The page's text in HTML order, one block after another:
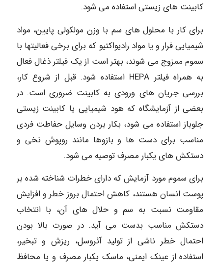
کابینت های زیستی استفاده می شود.
برای کار با محلول های سم با وزن مولکولی پایین، مواد
شیمیایی فرار و یا مواد رادیواکتیو که برای برخی فعالیتها با
سموم ممزوج می شوند، بهتر است از یک فیلتر ذغال فعال
به همراه فیلتر HEPA استفاده شود. قبل از شروع کار،
بررسی جریان های ورودی به کابینت ضروری است. در
بعضی از آزمایشگاه که هود شیمیایی یا کابینت زیستی
جلوباز استفاده می شود، بکار بردن وسایل حفاطت فردی
مناسب برای دست ها و بازوها مانند روپوش نخی و
دستکش های یکبار مصرف توصیه می شود.
برای سموم مورد آزمایش که دارای خطرات شناخته شده بر
پوست انسان هستند، کاهش احتمال بروز خطر و افزایش
مقاومت نسبت به سم و حلال های آن، با انتخاب
دستکش مناسب بدست می آید. در صورت بالا بودن
احتمال خطر ناشی از تولید آئروسل، ریزش و تبخیر،
استفاده از عینک ایمنی، ماسک یکبار مصرف و یا محافظ